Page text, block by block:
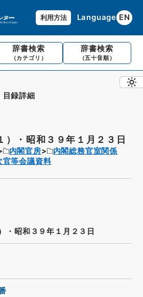
利用方法 Language EN
辞書検索
（カテゴリ）
辞書検索
（五十音順）
目録詳細
）・昭和３９年１月２３日
内閣官房
内閣総務官室関係
官等会議資料
・昭和３９年１月２３日